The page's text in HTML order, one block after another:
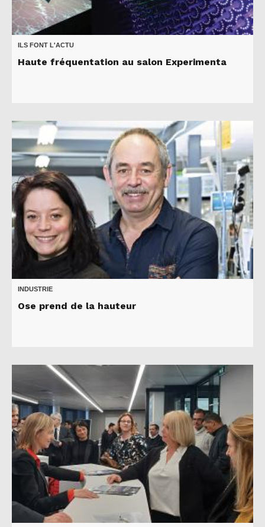
ILS FONT L'ACTU
Haute fréquentation au salon Experimenta
INDUSTRIE
Ose prend de la hauteur